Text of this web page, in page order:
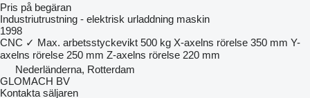
Pris på begäran
Industriutrustning - elektrisk urladdning maskin
1998
CNC ✓ Max. arbetsstyckevikt 500 kg X-axelns rörelse 350 mm Y-
axelns rörelse 250 mm Z-axelns rörelse 220 mm
Nederländerna, Rotterdam
GLOMACH BV
Kontakta säljaren